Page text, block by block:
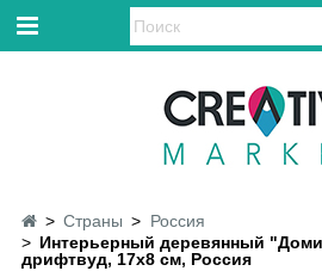
Страны
Россия
Интерьерный деревянный
дрифтвуд, 17х8 см, Россия